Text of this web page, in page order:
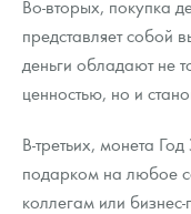
Во-вторых, покупка
представляет собой
деньги обладают не
ценностью, но и
В-третьих, монета
подарком на любое
коллегам или